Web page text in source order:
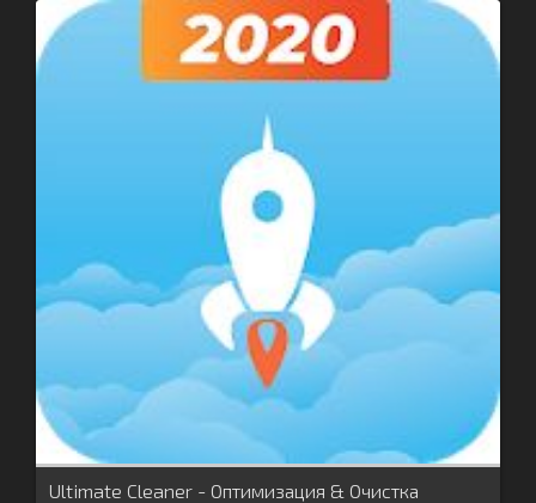
Ultimate Cleaner - Оптимизация & Очистка